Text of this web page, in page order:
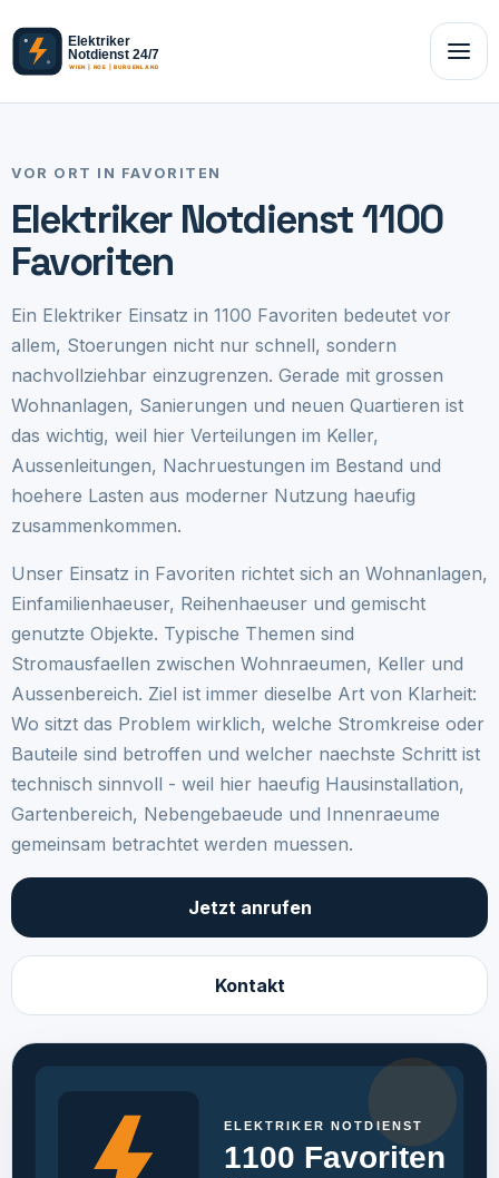
VOR ORT IN FAVORITEN
Elektriker Notdienst 1100
Favoriten
Ein Elektriker Einsatz in 1100 Favoriten bedeutet vor
allem, Stoerungen nicht nur schnell, sondern
nachvollziehbar einzugrenzen. Gerade mit grossen
Wohnanlagen, Sanierungen und neuen Quartieren ist
das wichtig, weil hier Verteilungen im Keller,
Aussenleitungen, Nachruestungen im Bestand und
hoehere Lasten aus moderner Nutzung haeufig
zusammenkommen.
Unser Einsatz in Favoriten richtet sich an Wohnanlagen,
Einfamilienhaeuser, Reihenhaeuser und gemischt
genutzte Objekte. Typische Themen sind
Stromausfaellen zwischen Wohnraeumen, Keller und
Aussenbereich. Ziel ist immer dieselbe Art von Klarheit:
Wo sitzt das Problem wirklich, welche Stromkreise oder
Bauteile sind betroffen und welcher naechste Schritt ist
technisch sinnvoll - weil hier haeufig Hausinstallation,
Gartenbereich, Nebengebaeude und Innenraeume
gemeinsam betrachtet werden muessen.
Jetzt anrufen
Kontakt